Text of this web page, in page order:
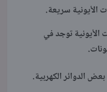
الأيونية سريعة.
الأيونية توجد في
الدوائر الكهربية.